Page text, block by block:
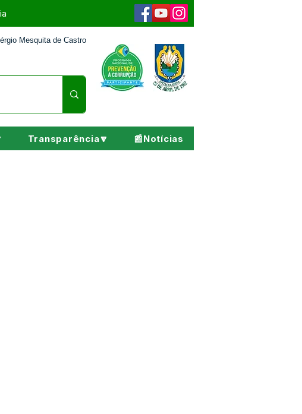
Mesquita de Castro
Transparência🔽 📰Notícias